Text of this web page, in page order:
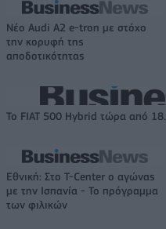
Νέο Audi A2 e-tron με στόχο
την κορυφή της
αποδοτικότητας
Το FIAT 500 Hybrid τώρα από
Εθνική: Στο T-Center ο αγώνας
με την Ισπανία - Το πρόγραμμα
των φιλικών